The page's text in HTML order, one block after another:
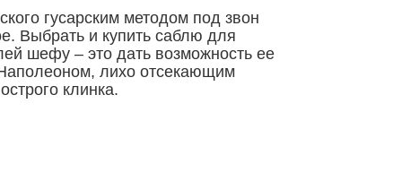
гусарским методом под звон
Выбрать и купить саблю для
шефу – это дать возможность ее
лихо отсекающим
клинка.